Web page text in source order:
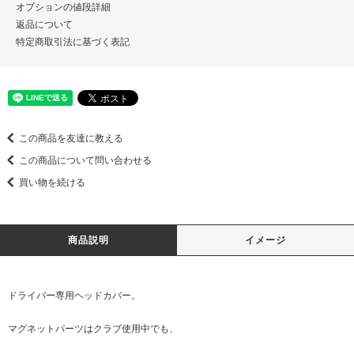
オプションの値段詳細
返品について
特定商取引法に基づく表記
この商品を友達に教える
この商品について問い合わせる
買い物を続ける
商品説明 イメージ
ドライバー専用ヘッドカバー。
マグネットパーツはクラブ使用中でも、